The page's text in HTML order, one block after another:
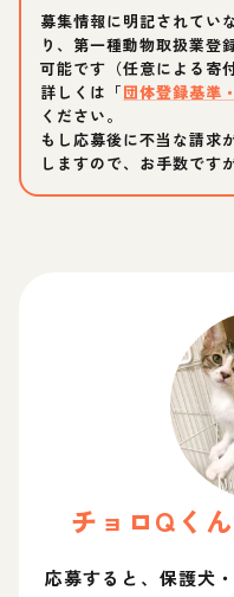
募集情報に明記されてい
り、第一種動物取扱業登
可能です（任意による寄
詳しくは「団体登録基準
ください。
もし応募後に不当な請求
しますので、お手数です
チョロQ くん
応募すると、保護犬